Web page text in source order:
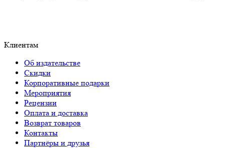
Клиентам
Об издательстве
Скидки
Корпоративные подарки
Мероприятия
Рецензии
Оплата и доставка
Возврат товаров
Контакты
Партнёры и друзья